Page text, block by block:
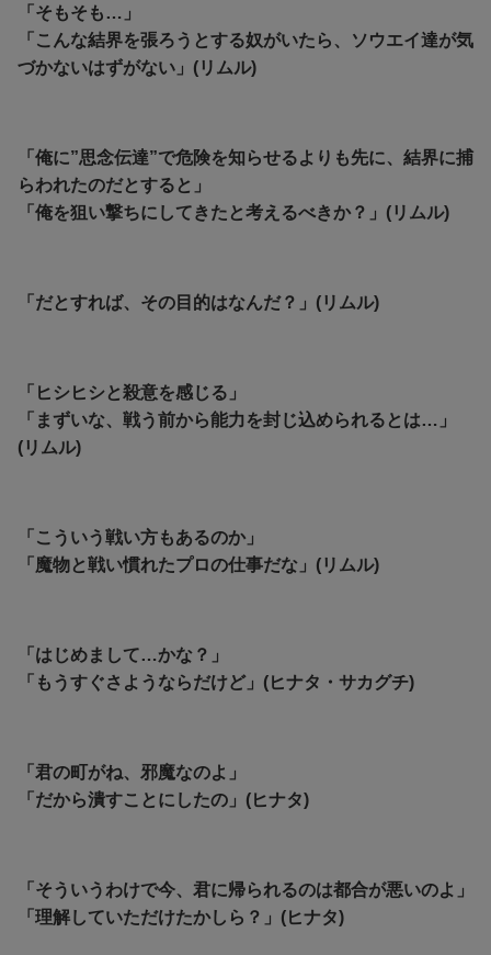
「そもそも…」
「こんな結界を張ろうとする奴がいたら、ソウエイ達が気
づかないはずがない」(リムル)
「俺に”思念伝達”で危険を知らせるよりも先に、結界に捕
らわれたのだとすると」
「俺を狙い撃ちにしてきたと考えるべきか？」(リムル)
「だとすれば、その目的はなんだ？」(リムル)
「ヒシヒシと殺意を感じる」
「まずいな、戦う前から能力を封じ込められるとは…」
(リムル)
「こういう戦い方もあるのか」
「魔物と戦い慣れたプロの仕事だな」(リムル)
「はじめまして…かな？」
「もうすぐさようならだけど」(ヒナタ・サカグチ)
「君の町がね、邪魔なのよ」
「だから潰すことにしたの」(ヒナタ)
「そういうわけで今、君に帰られるのは都合が悪いのよ」
「理解していただけたかしら？」(ヒナタ)